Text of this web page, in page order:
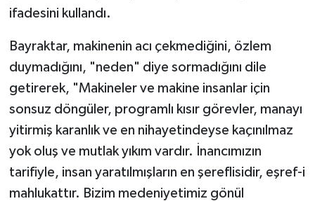
ifadesini kullandı.
Bayraktar, makinenin acı çekmediğini, özlem
duymadığını, "neden" diye sormadığını dile
getirerek, "Makineler ve makine insanlar için
sonsuz döngüler, programlı kısır görevler, manayı
yitirmiş karanlık ve en nihayetindeyse kaçınılmaz
yok oluş ve mutlak yıkım vardır. İnancımızın
tarifiyle, insan yaratılmışların en şereflisidir, eşref-i
mahlukattır. Bizim medeniyetimiz gönül